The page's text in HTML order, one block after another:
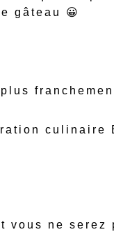
gâteau 😀
ne serez